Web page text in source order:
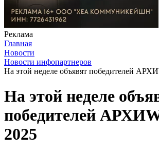
Реклама
Главная
Новости
Новости инфопартнеров
На этой неделе объявят победителей
На этой неделе
победителей
2025